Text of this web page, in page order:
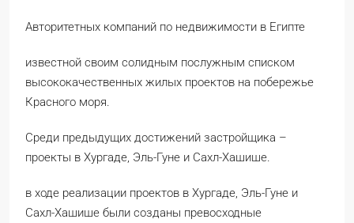
Авторитетных компаний по недвижимости в Египте
известной своим солидным послужным списком
высококачественных жилых проектов на побережье
Красного моря.
Среди предыдущих достижений застройщика –
проекты в Хургаде, Эль-Гуне и Сахл-Хашише.
в ходе реализации проектов в Хургаде, Эль-Гуне и
Сахл-Хашише были созданы превосходные